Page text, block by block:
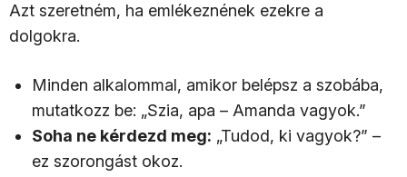
Azt szeretném, ha emlékeznének ezekre a
dolgokra.
Minden alkalommal, amikor belépsz a szobába,
mutatkozz be: „Szia, apa – Amanda vagyok.”
Soha ne kérdezd meg: „Tudod, ki vagyok?” –
ez szorongást okoz.